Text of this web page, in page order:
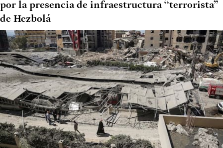
por la presencia de infraestructura “terrorista”
de Hezbolá